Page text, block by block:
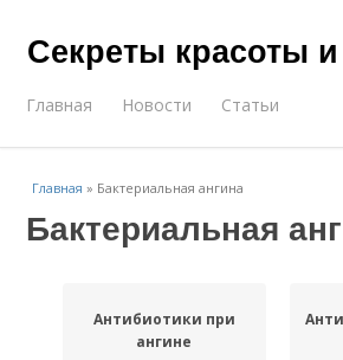
Секреты красоты
Главная Новости Статьи
Главная » Бактериальная ангина
Бактериальная
Антибиотики при
ангине